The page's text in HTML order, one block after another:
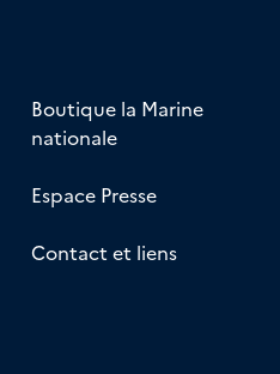
Boutique la Marine
nationale
Espace Presse
Contact et liens